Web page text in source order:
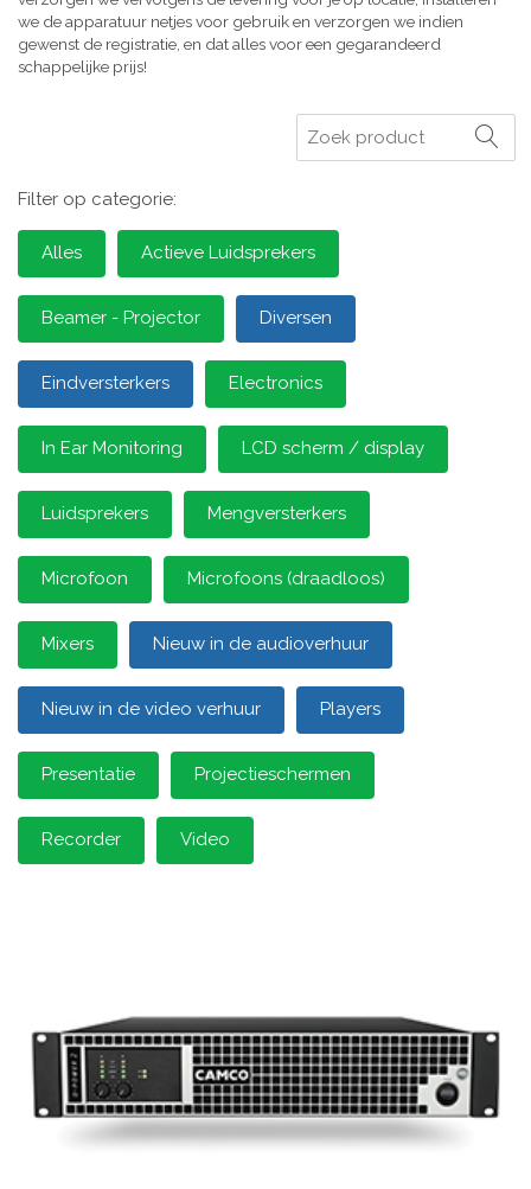
we de apparatuur netjes voor gebruik en verzorgen we indien
gewenst de registratie, en dat alles voor een gegarandeerd
schappelijke prijs!
Zoeken
Filter op categorie:
Alles Actieve Luidsprekers
Beamer - Projector Diversen
Eindversterkers Electronics
In Ear Monitoring LCD scherm / display
Luidsprekers Mengversterkers
Microfoon Microfoons (draadloos)
Mixers Nieuw in de audioverhuur
Nieuw in de video verhuur Players
Presentatie Projectieschermen
Recorder Video